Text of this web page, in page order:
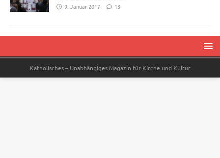
9. Januar 2017
13
Katholisches – Unabhängiges Magazin für Kirche und Kultur